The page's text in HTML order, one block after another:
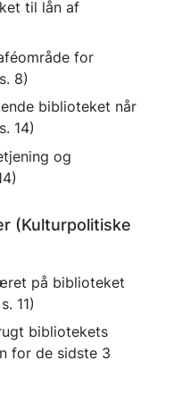
til lån af
for
8)
biblioteket når
14)
og
(Kulturpolitiske
på biblioteket
11)
bibliotekets
for de sidste 3